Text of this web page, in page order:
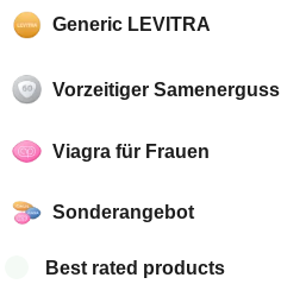
Generic LEVITRA
Vorzeitiger Samenerguss
Viagra für Frauen
Sonderangebot
Best rated products